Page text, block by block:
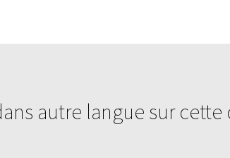
autre langue sur